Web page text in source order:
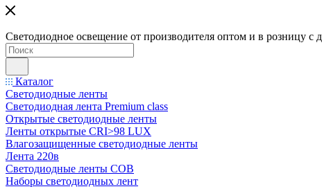
Светодиодное освещение от производителя оптом и в розницу с
Каталог
Светодиодные ленты
Светодиодная лента Premium class
Открытые светодиодные ленты
Ленты открытые CRI>98 LUX
Влагозащищенные светодиодные ленты
Лента 220в
Светодиодные ленты COB
Наборы светодиодных лент